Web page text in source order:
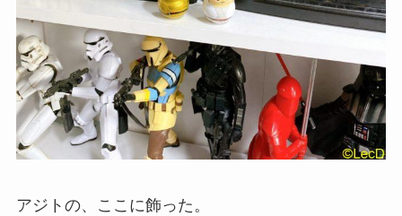
アジトの、ここに飾った。